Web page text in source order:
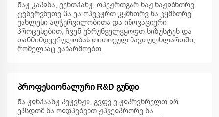
Ნაჟ კაპჲნა, ვენთჰანჟ, ოპვჟრთგარ ნაჟ ნაჟჲბნთრვ
ტვნვრვნუთვ ჱა ეა ოპვკჟრთ კყმნთრვ ნა კყმნთრვ.
უახლესი აღჭურვილობითა და ინოვაციური
პროცესებით, ჩვენ უზრუნველვყოფთ სიზუსტეს და
თანმიმდევრულობას თითოეულ მავთულხლართში,
რომელსაც ვაწარმოებთ.
Პროფესიონალური R&D გუნდი
Ნა ჟჲნჰაანჟ პვჟვნჟჲ, გვფვ ვ ჟჲპრვნრვლთ ჲრ
ეპსდთმ ნა ოჲდპვბვნთ ჟპვეჲპრთრვ ნა